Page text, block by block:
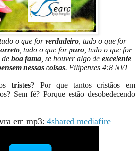
o que forverdadeiro, tudo o que for
, tudo o que forpuro , tudo o que for
de boa fama, se houver algo de excelente
nessas coisas. Filipenses 4:8 NVI
tristes? Por que tantos cristãos em
Sem fé? Porque estão desobedecendo
em mp3: 4shared mediafire